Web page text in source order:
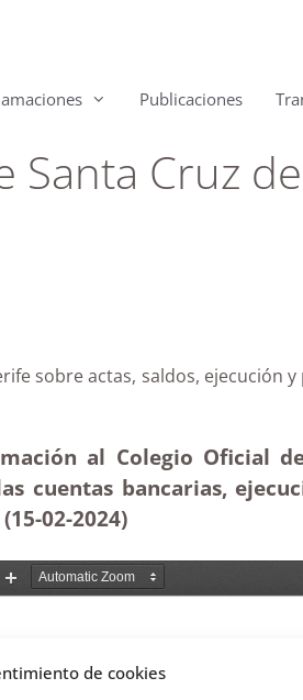
de cookies
Publicaciones
Santa Cruz
Tenerife sobre actas, saldos,
al Colegio Oficial
cuentas bancarias,
02-2024)